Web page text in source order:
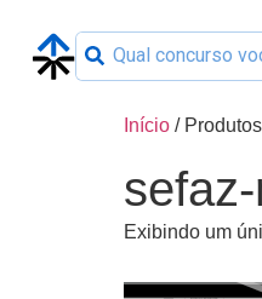
Início /
Exibindo um